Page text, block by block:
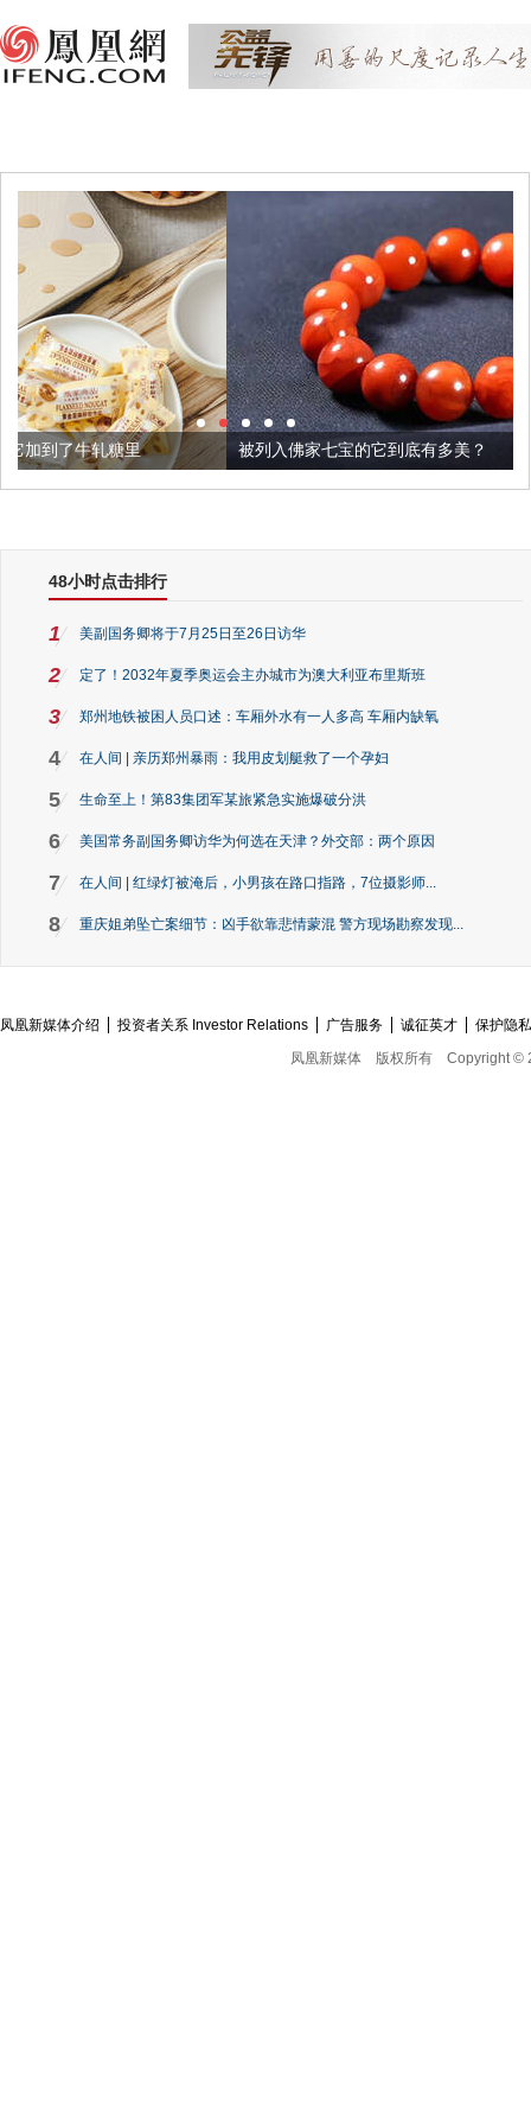
被列入佛家七宝的它到底有多美？
48小时点击排行
1 美副国务卿将于7月25日至26日访华
2 定了！2032年夏季奥运会主办城市为澳大利亚布里斯班
3 郑州地铁被困人员口述：车厢外水有一人多高 车厢内缺氧
4 在人间 | 亲历郑州暴雨：我用皮划艇救了一个孕妇
5 生命至上！第83集团军某旅紧急实施爆破分洪
6 美国常务副国务卿访华为何选在天津？外交部：两个原因
7 在人间 | 红绿灯被淹后，小男孩在路口指路，7位摄影师...
8 重庆姐弟坠亡案细节：凶手欲靠悲情蒙混 警方现场勘察发现...
凤凰新媒体介绍 投资者关系 Investor Relations 广告服务 诚征英才
保护隐
凤凰新媒体
版权所有 Copyright ©